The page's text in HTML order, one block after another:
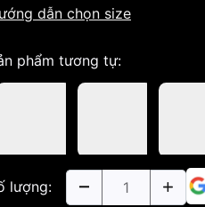
dẫn chọn size
phẩm tương tự:
lượng: